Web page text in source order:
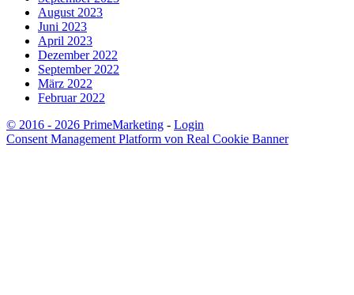
August 2023
Juni 2023
April 2023
Dezember 2022
September 2022
März 2022
Februar 2022
© 2016 - 2026 PrimeMarketing - Login
Consent Management Platform von Real Cookie Banner